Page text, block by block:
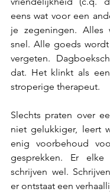
eens wat voor een
je zegeningen. Alles
snel. Alle goeds
vergeten.
dat. Het klinkt als
stroperige therapeut.
Slechts praten over
niet gelukkiger, leert
enig voorbehoud
gesprekken. Er
schrijven wel.
er ontstaat een